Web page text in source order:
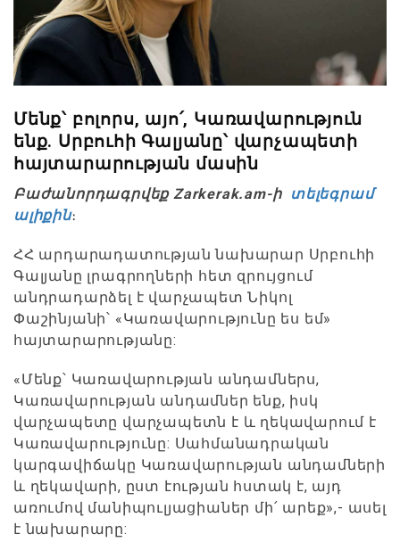
Մենք՝ բոլորս, այո՛, Կառավարություն
ենք. Սրբուհի Գալյանը՝ վարչապետի
հայտարարության մասին
Բաժանորդագրվեք Zarkerak.am-ի տելեգրամ
ալիքին։
ՀՀ արդարադատության նախարար Սրբուհի
Գալյանը լրագրողների հետ զրույցում
անդրադարձել է վարչապետ Նիկոլ
Փաշինյանի՝ «Կառավարությունը ես եմ»
հայտարարությանը:
«Մենք՝ Կառավարության անդամներս,
Կառավարության անդամներ ենք, իսկ
վարչապետը վարչապետն է և ղեկավարում է
Կառավարությունը: Սահմանադրական
կարգավիճակը Կառավարության անդամների
և ղեկավարի, ըստ էության հստակ է, այդ
առումով մանիպուլյացիաներ մի՛ արեք»,- ասել
է նախարարը: